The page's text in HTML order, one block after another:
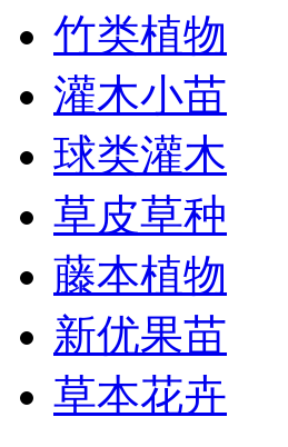
竹类植物
灌木小苗
球类灌木
草皮草种
藤本植物
新优果苗
草本花卉